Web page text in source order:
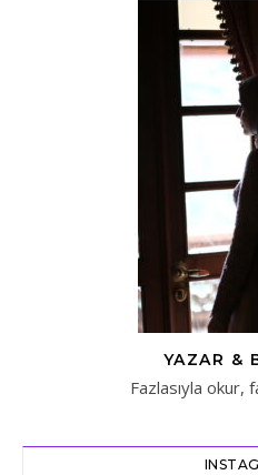
YAZAR &
Fazlasıyla okur,